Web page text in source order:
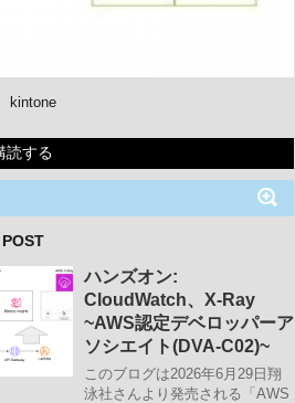
kintone
読する
ハンズオン:
CloudWatch、X-Ray
~AWS認定デベロッパーア
ソシエイト(DVA-C02)~
このブログは2026年6月29日翔
泳社さんより発売される「AWS